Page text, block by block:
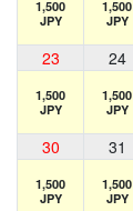
1,500
JPY
1,500
JPY
23 24
1,500
JPY
1,500
JPY
30 31
1,500
JPY
1,500
JPY